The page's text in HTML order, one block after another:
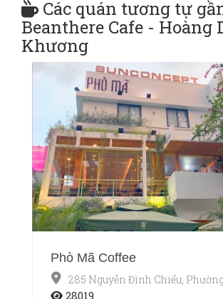
Các quán tương tự
Beanthere Cafe - Hoàng
Khương
Phò Mã Coffee
285 Nguyễn Đình Chiểu,
28019